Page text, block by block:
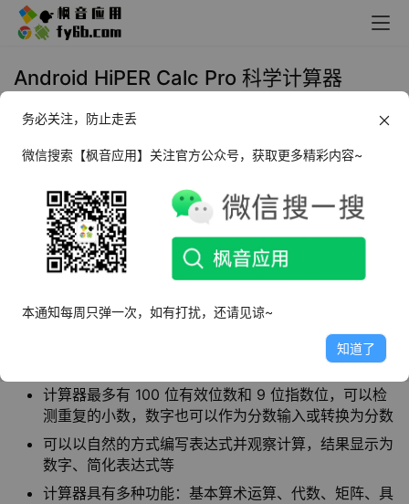
Android HiPER Calc Pro 科学计算器
2023年9月23日 10:59 生活相关
HiPER Calc Pro 是一款优秀的 科学计算器 ，也是
HiPER科学计算器的高级版本，非常好用且无广
告，功能强大的方程式图形计算器、分数计算
计算器最多有 100 位有效位数和 9 位指数位，可以检
测重复的小数，数字也可以作为分数输入或转换为分数
可以以自然的方式编写表达式并观察计算，结果显示为
数字、简化表达式等
计算器具有多种功能：基本算术运算、代数、矩阵、具
务必关注，防止走丢
微信搜索【枫音应用】关注官方公众号，获取更多精彩内容~
本通知每周只弹一次，如有打扰，还请见谅~
知道了